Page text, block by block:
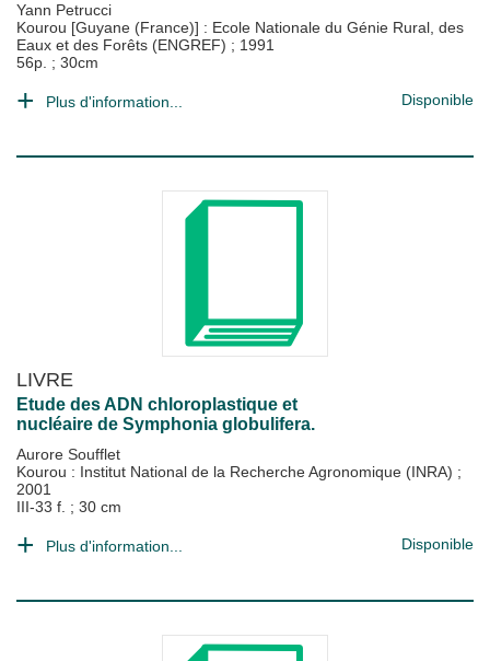
Yann Petrucci
Kourou [Guyane (France)] : Ecole Nationale du Génie Rural, des
Eaux et des Forêts (ENGREF) ; 1991
56p. ; 30cm
Plus d'information... Disponible
LIVRE
Etude des ADN chloroplastique et
nucléaire de Symphonia globulifera.
Aurore Soufflet
Kourou : Institut National de la Recherche Agronomique (INRA) ;
2001
III-33 f. ; 30 cm
Plus d'information... Disponible